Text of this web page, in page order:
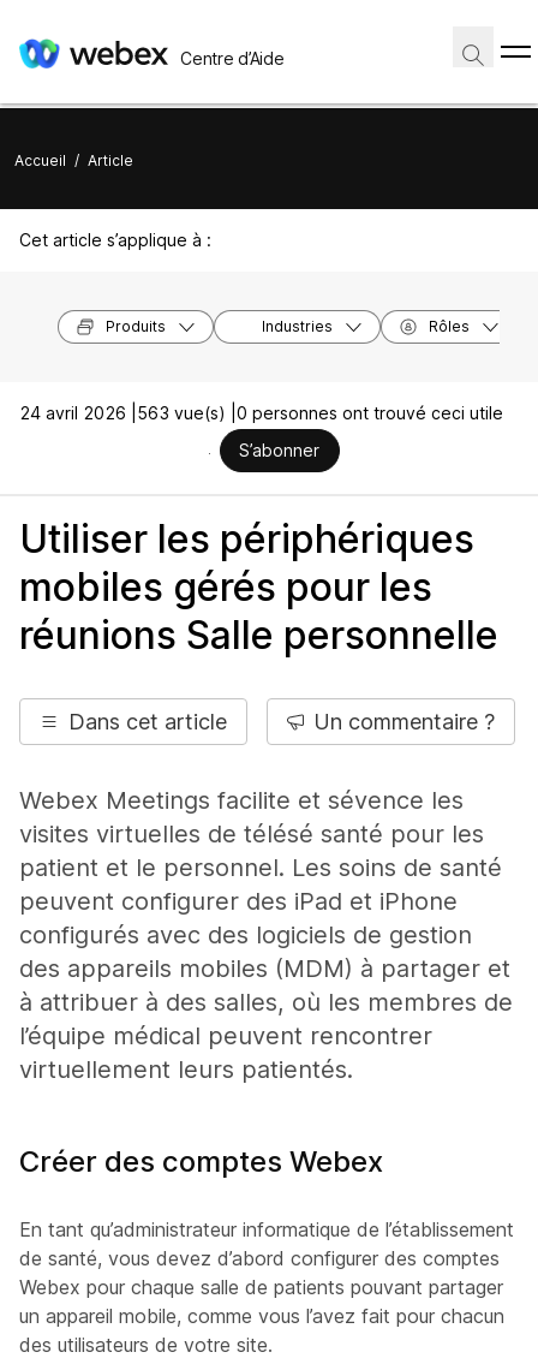
Centre d’Aide
Accueil / Article
Cet article s’applique à :
Produits Industries Rôles
24 avril 2026 | 563 vue(s) | 0 personnes ont trouvé ceci utile
S’abonner
Utiliser les périphériques
mobiles gérés pour les
réunions Salle personnelle
Dans cet article Un commentaire ?
Webex Meetings facilite et sévence les
visites virtuelles de télésé santé pour les
patient et le personnel. Les soins de santé
peuvent configurer des iPad et iPhone
configurés avec des logiciels de gestion
des appareils mobiles (MDM) à partager et
à attribuer à des salles, où les membres de
l’équipe médical peuvent rencontrer
virtuellement leurs patientés.
Créer des comptes Webex
En tant qu’administrateur informatique de l’établissement
de santé, vous devez d’abord configurer des comptes
Webex pour chaque salle de patients pouvant partager
un appareil mobile, comme vous l’avez fait pour chacun
des utilisateurs de votre site.